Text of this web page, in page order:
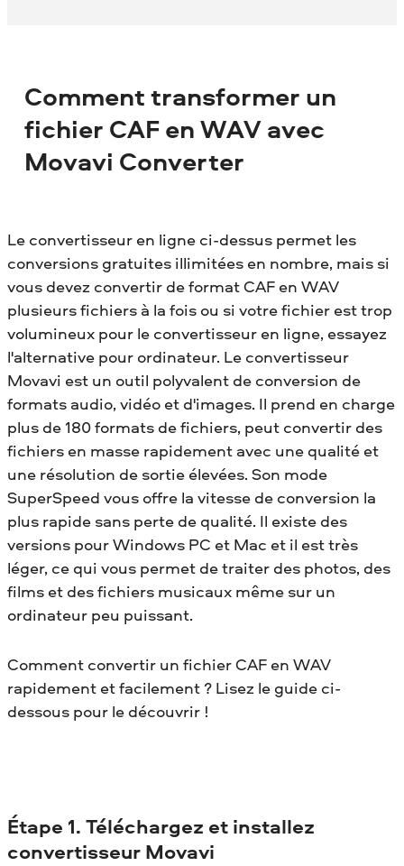
Comment transformer un
fichier CAF en WAV avec
Movavi Converter
Le convertisseur en ligne ci-dessus permet les
conversions gratuites illimitées en nombre, mais si
vous devez convertir de format CAF en WAV
plusieurs fichiers à la fois ou si votre fichier est trop
volumineux pour le convertisseur en ligne, essayez
l'alternative pour ordinateur. Le convertisseur
Movavi est un outil polyvalent de conversion de
formats audio, vidéo et d'images. Il prend en charge
plus de 180 formats de fichiers, peut convertir des
fichiers en masse rapidement avec une qualité et
une résolution de sortie élevées. Son mode
SuperSpeed vous offre la vitesse de conversion la
plus rapide sans perte de qualité. Il existe des
versions pour Windows PC et Mac et il est très
léger, ce qui vous permet de traiter des photos, des
films et des fichiers musicaux même sur un
ordinateur peu puissant.
Comment convertir un fichier CAF en WAV
rapidement et facilement ? Lisez le guide ci-
dessous pour le découvrir !
Étape 1. Téléchargez et installez
convertisseur Movavi